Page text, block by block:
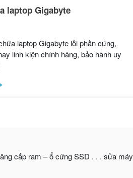
laptop Gigabyte
laptop Gigabyte lỗi phần cứng,
linh kiện chính hãng, bảo hành uy
cấp ram – ổ cứng SSD . . . sửa máy